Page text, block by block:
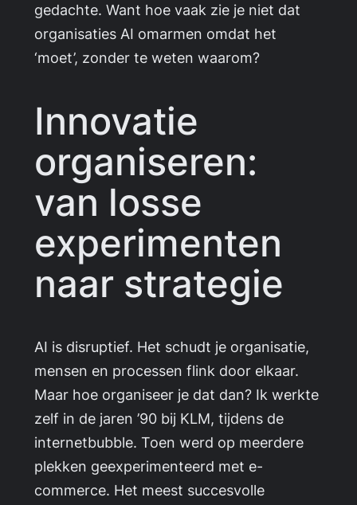
gedachte. Want hoe vaak zie je niet dat
organisaties AI omarmen omdat het
‘moet’, zonder te weten waarom?
Innovatie
organiseren:
van losse
experimenten
naar strategie
AI is disruptief. Het schudt je organisatie,
mensen en processen flink door elkaar.
Maar hoe organiseer je dat dan? Ik werkte
zelf in de jaren ’90 bij KLM, tijdens de
internetbubble. Toen werd op meerdere
plekken geexperimenteerd met e-
commerce. Het meest succesvolle